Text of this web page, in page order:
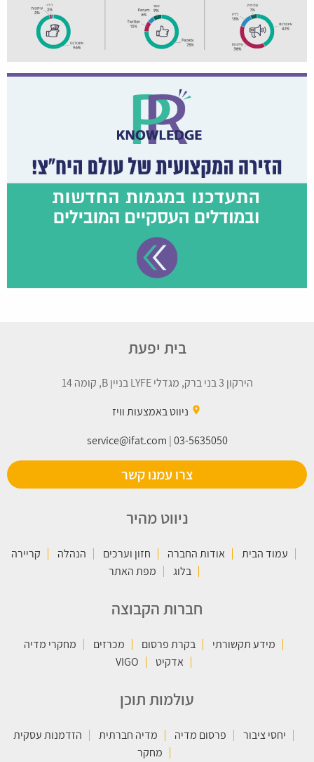
בית יפעת
הירקון 3 בני ברק, מגדלי LYFE בניין B, קומה 14
place ניווט באמצעות וויז
service@ifat.com |03-5635050
צרו עמנו קשר
ניווט מהיר
עמוד הבית אודות החברה חזון וערכים הנהלה
קריירה
בלוג
מפת האתר
חברות הקבוצה
מידע תקשורתי בקרת פרסום מכרזים
מחקרי מדיה
אדקיט
VIGO
עולמות תוכן
יחסי ציבור פרסום מדיה מדיה חברתית
הזדמנות עסקית
מחקר